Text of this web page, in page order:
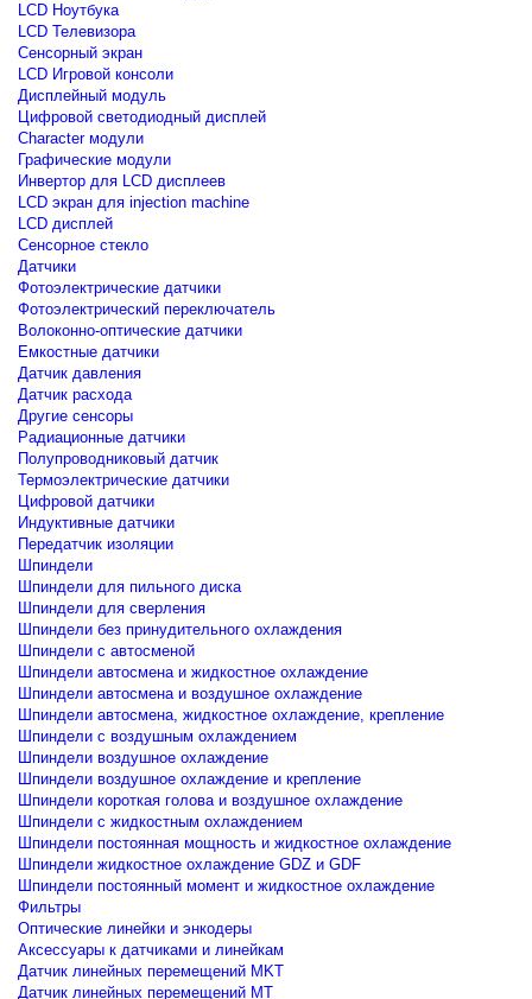
LCD Ноутбука
LCD Телевизора
Сенсорный экран
LCD Игровой консоли
Дисплейный модуль
Цифровой светодиодный дисплей
Сharacter модули
Графические модули
Инвертор для LCD дисплеев
LCD экран для injection machine
LCD дисплей
Сенсорное стекло
Датчики
Фотоэлектрические датчики
Фотоэлектрический переключатель
Волоконно-оптические датчики
Емкостные датчики
Датчик давления
Датчик расхода
Другие сенсоры
Радиационные датчики
Полупроводниковый датчик
Термоэлектрические датчики
Цифровой датчики
Индуктивные датчики
Передатчик изоляции
Шпиндели
Шпиндели для пильного диска
Шпиндели для сверления
Шпиндели без принудительного охлаждения
Шпиндели с автосменой
Шпиндели автосмена и жидкостное охлаждение
Шпиндели автосмена и воздушное охлаждение
Шпиндели автосмена, жидкостное охлаждение, крепление
Шпиндели с воздушным охлаждением
Шпиндели воздушное охлаждение
Шпиндели воздушное охлаждение и крепление
Шпиндели короткая голова и воздушное охлаждение
Шпиндели с жидкостным охлаждением
Шпиндели постоянная мощность и жидкостное охлаждение
Шпиндели жидкостное охлаждение GDZ и GDF
Шпиндели постоянный момент и жидкостное охлаждение
Фильтры
Оптические линейки и энкодеры
Аксессуары к датчиками и линейкам
Датчик линейных перемещений MKT
Датчик линейных перемещений MT